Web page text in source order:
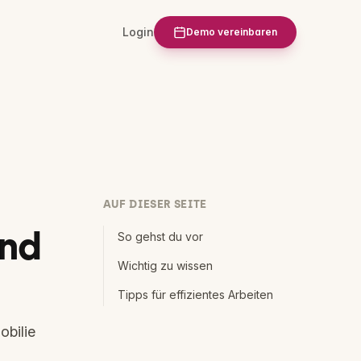
Login Demo vereinbaren
AUF DIESER SEITE
So gehst du vor
Wichtig zu wissen
Tipps für effizientes Arbeiten